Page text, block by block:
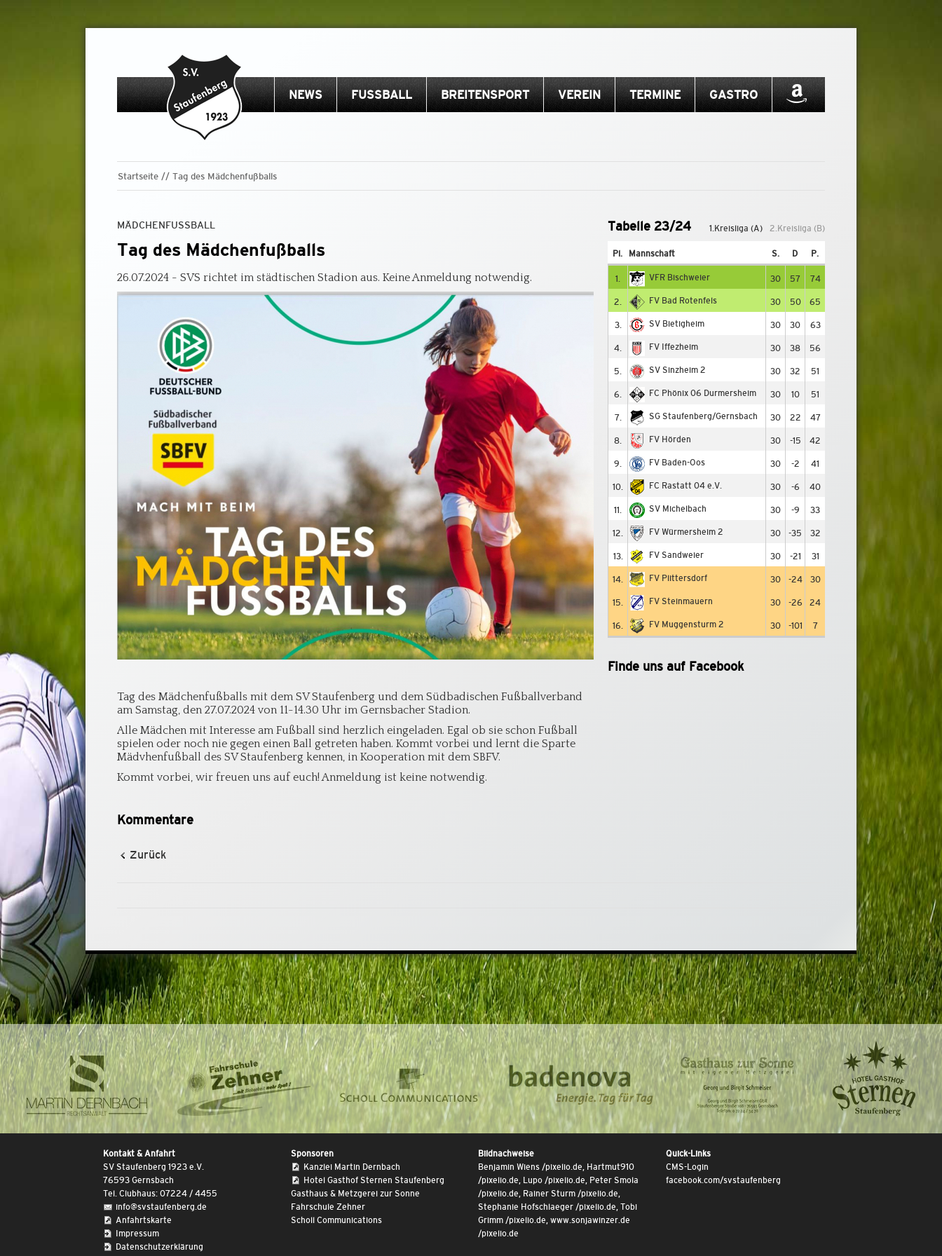
NEWS FUSSBALL BREITENSPORT VEREIN TERMINE GASTRO
Startseite Tag des Mädchenfußballs
MÄDCHENFUSSBALL
Tag des Mädchenfußballs
26.07.2024 - SVS richtet im städtischen Stadion aus. Keine Anmeldung notwendig.
Tag des Mädchenfußballs mit dem SV Staufenberg und dem Südbadischen Fußballverband
am Samstag, den 27.07.2024 von 11-14.30 Uhr im Gernsbacher Stadion.
Alle Mädchen mit Interesse am Fußball sind herzlich eingeladen. Egal ob sie schon Fußball
spielen oder noch nie gegen einen Ball getreten haben. Kommt vorbei und lernt die Sparte
Mädvhenfußball des SV Staufenberg kennen, in Kooperation mit dem SBFV.
Kommt vorbei, wir freuen uns auf euch! Anmeldung ist keine notwendig.
Kommentare
Zurück
Tabelle 23/24 1.Kreisliga (A) 2.Kreisliga (B)
Pl. Mannschaft S. D P.
1. VFR Bischweier 30 57 74
2. FV Bad Rotenfels 30 50 65
3. SV Bietigheim 30 30 63
4. FV Iffezheim 30 38 56
5. SV Sinzheim 2 30 32 51
6. FC Phönix 06 Durmersheim 30 10 51
7. SG Staufenberg/​Gernsbach 30 22 47
8. FV Hörden 30 -15 42
9. FV Baden-Oos 30 -2 41
10. FC Rastatt 04 e.V. 30 -6 40
11. SV Michelbach 30 -9 33
12. FV Würmersheim 2 30 -35 32
13. FV Sandweier 30 -21 31
14. FV Plittersdorf 30 -24 30
15. FV Steinmauern 30 -26 24
16. FV Muggensturm 2 30 -101 7
Finde uns auf Facebook
Kontakt & Anfahrt
SV Staufenberg 1923 e.V.
76593 Gernsbach
Tel. Clubhaus: 07224 / 4455
info@svstaufenberg.de
Anfahrtskarte
Impressum
Datenschutzerklärung
Sponsoren
Kanzlei Martin Dernbach
Hotel Gasthof Sternen Staufenberg
Gasthaus & Metzgerei zur Sonne
Fahrschule Zehner
Scholl Communications
Bildnachweise
Benjamin Wiens /pixelio.de, Hartmut910
/pixelio.de, Lupo /pixelio.de, Peter Smola
/pixelio.de, Rainer Sturm /pixelio.de,
Stephanie Hofschlaeger /pixelio.de, Tobi
Grimm /pixelio.de, www.sonjawinzer.de
/pixelio.de
Quick-Links
CMS-Login
facebook.com/svstaufenberg